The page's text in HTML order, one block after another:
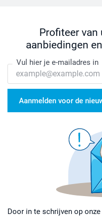
Profiteer van
aanbiedingen
Vul hier je e-mailadres in
Aanmelden voor de
Door in te schrijven op